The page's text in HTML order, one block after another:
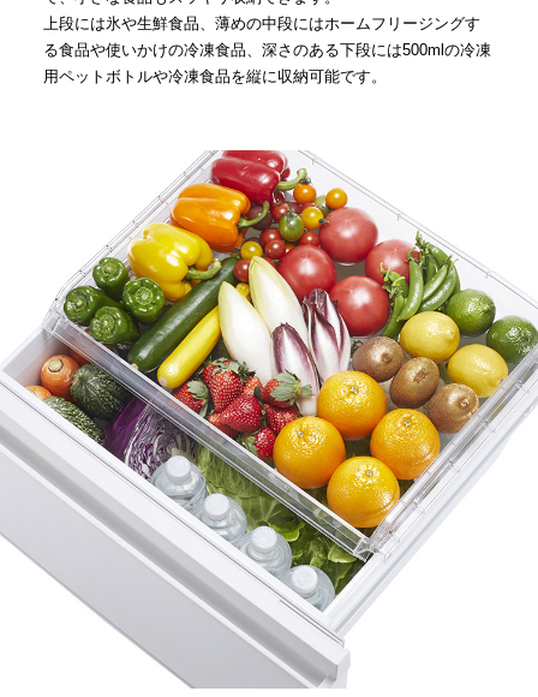
上段には氷や生鮮食品、薄めの中段にはホームフリージングす
る食品や使いかけの冷凍食品、深さのある下段には500mlの冷凍
用ペットボトルや冷凍食品を縦に収納可能です。